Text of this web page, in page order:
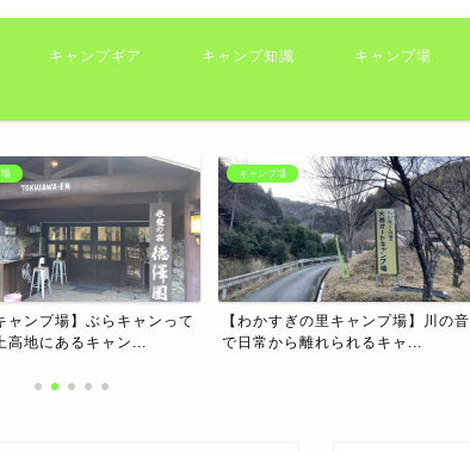
キャンプギア キャンプ知識 キャンプ場
場
ぎの里キャンプ場】川の音
ら離れられるキャ...
キャンプギア
初めてのキャンプで持っていくのは
これ！